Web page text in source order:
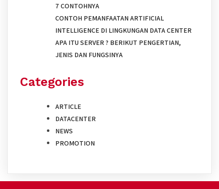
7 CONTOHNYA
CONTOH PEMANFAATAN ARTIFICIAL
INTELLIGENCE DI LINGKUNGAN DATA CENTER
APA ITU SERVER ? BERIKUT PENGERTIAN,
JENIS DAN FUNGSINYA
Categories
ARTICLE
DATACENTER
NEWS
PROMOTION